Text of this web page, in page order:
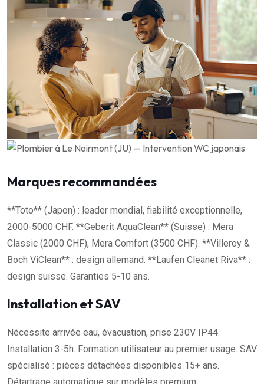
Marques recommandées
**Toto** (Japon) : leader mondial, fiabilité exceptionnelle,
2000-5000 CHF. **Geberit AquaClean** (Suisse) : Mera
Classic (2000 CHF), Mera Comfort (3500 CHF). **Villeroy &
Boch ViClean** : design allemand. **Laufen Cleanet Riva** :
design suisse. Garanties 5-10 ans.
Installation et SAV
Nécessite arrivée eau, évacuation, prise 230V IP44.
Installation 3-5h. Formation utilisateur au premier usage. SAV
spécialisé : pièces détachées disponibles 15+ ans.